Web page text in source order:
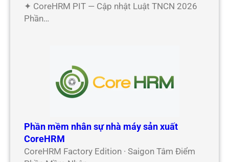
✦ CoreHRM PIT — Cập nhật Luật TNCN 2026
Phần…
Phần mềm nhân sự nhà máy sản xuất
CoreHRM
CoreHRM Factory Edition · Saigon Tâm Điểm